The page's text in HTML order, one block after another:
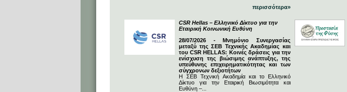
περισσότερα»
CSR Hellas – Ελληνικό Δίκτυο για την
Εταιρική Κοινωνική Ευθύνη
28/07/2026 - Μνημόνιο Συνεργασίας
μεταξύ της ΣΕΒ Τεχνικής Ακαδημίας και
του CSR HELLAS: Κοινές δράσεις για την
ενίσχυση της βιώσιμης ανάπτυξης, της
υπεύθυνης επιχειρηματικότητας και των
σύγχρονων δεξιοτήτων
Η ΣΕΒ Τεχνική Ακαδημία και το Ελληνικό
Δίκτυο για την Εταιρική Βιωσιμότητα και
Ευθύνη –...